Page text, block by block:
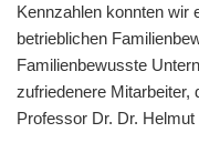
Kennzahlen konnten wir
betrieblichen
Familienbewusste
zufriedenere Mitarbeiter,
Professor Dr. Dr.